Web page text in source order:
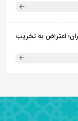
اعتراض به تخریب